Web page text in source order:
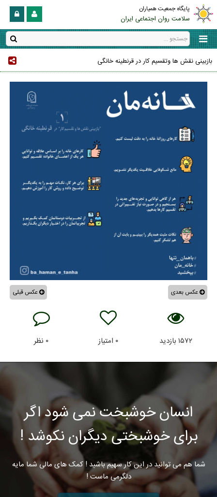
پایگاه جمعیت همیاران
سلامت روان اجتماعی ایران
بازبینی نقش ها وتقسیم کار در قرنطینه خانگی
عکس قبلی عکس بعدی
۱۵۷۲ بازدید ۰ امتیاز ۰ نظر
انسان خوشبخت نمی شود اگر
برای خوشبختی دیگران نکوشد !
شما هم می توانید در این کار سهیم باشید ! کمک های مالی شما مایه
دلگرمی ماست !